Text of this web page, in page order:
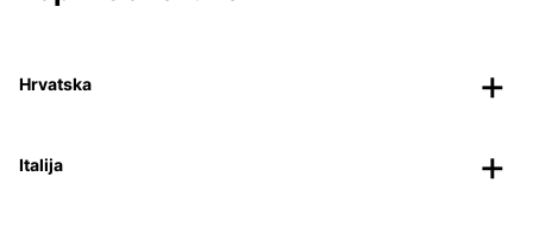
Hrvatska
Italija